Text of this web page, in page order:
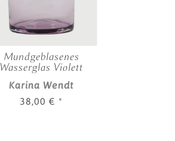
Mundgeblasenes
Wasserglas Violett
Karina Wendt
38,00 € *